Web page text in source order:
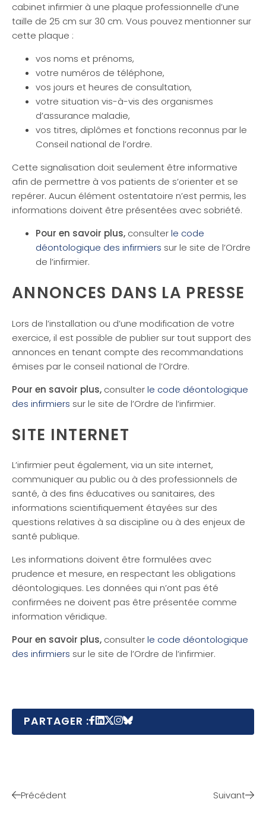
cabinet infirmier à une plaque professionnelle d’une
taille de 25 cm sur 30 cm. Vous pouvez mentionner sur
cette plaque :
vos noms et prénoms,
votre numéros de téléphone,
vos jours et heures de consultation,
votre situation vis-à-vis des organismes
d’assurance maladie,
vos titres, diplômes et fonctions reconnus par le
Conseil national de l’ordre.
Cette signalisation doit seulement être informative
afin de permettre à vos patients de s’orienter et se
repérer. Aucun élément ostentatoire n’est permis, les
informations doivent être présentées avec sobriété.
Pour en savoir plus, consulterle code
déontologique des infirmiers sur le site de l’Ordre
de l’infirmier.
ANNONCES DANS LA PRESSE
Lors de l’installation ou d’une modification de votre
exercice, il est possible de publier sur tout support des
annonces en tenant compte des recommandations
émises par le conseil national de l’Ordre.
Pour en savoir plus, consulterle code déontologique
des infirmiers sur le site de l’Ordre de l’infirmier.
SITE INTERNET
L’infirmier peut également, via un site internet,
communiquer au public ou à des professionnels de
santé, à des fins éducatives ou sanitaires, des
informations scientifiquement étayées sur des
questions relatives à sa discipline ou à des enjeux de
santé publique.
Les informations doivent être formulées avec
prudence et mesure, en respectant les obligations
déontologiques. Les données qui n’ont pas été
confirmées ne doivent pas être présentée comme
information véridique.
Pour en savoir plus, consulterle code déontologique
des infirmiers sur le site de l’Ordre de l’infirmier.
PARTAGER :
Précédent Suivant